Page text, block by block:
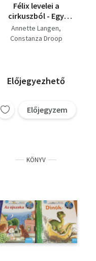
Félix levelei a
cirkuszból - Egy
kisnyúl újabb kalandjai
Annette Langen
Constanza Droop
Előjegyezhető
Előjegyzem
KÖNYV